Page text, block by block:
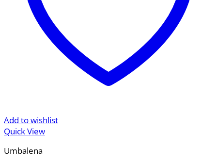
Add to wishlist
Quick View
Umbalena